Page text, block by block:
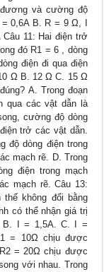
và cường độ
0,6A B. R = 9 Ω, I
11: Hai điện trở
đó R1 = 6 , dòng
điện đi qua điện
Ω B. 12 Ω C. 15 Ω
A. Trong đoạn
qua các vật dẫn là
cường độ dòng
trở các vật dẫn.
độ dòng điện trong
mạch rẽ. D. Trong
điện trong mạch
mạch rẽ. Câu 13:
không đổi bằng
có thể nhận giá trị
B. I = 1,5A. C. I =
= 10Ω chịu được
= 20Ω chịu được
với nhau. Trong